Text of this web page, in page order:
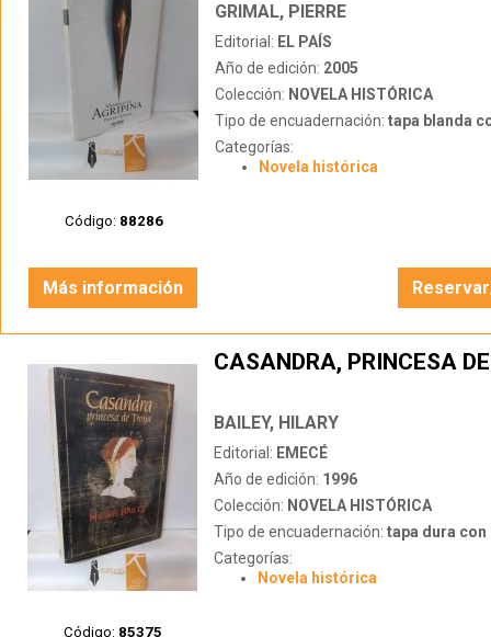
Código: 88286
GRIMAL, PIERRE
Editorial: EL PAÍS
Año de edición: 2005
Colección: NOVELA HISTÓRICA
Tipo de encuadernación: tapa blanda
Categorías:
Novela histórica
Más información
Código: 85375
CASANDRA, PRINCESA
BAILEY, HILARY
Editorial: EMECÉ
Año de edición: 1996
Colección: NOVELA HISTÓRICA
Tipo de encuadernación: tapa dura con
Categorías:
Novela histórica